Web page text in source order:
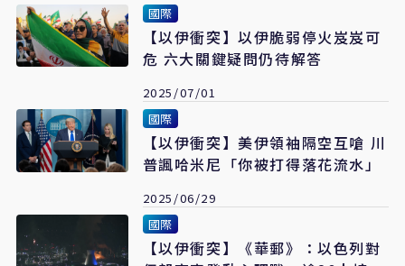
國際
【以伊衝突】以伊脆弱停火岌岌可
危 六大關鍵疑問仍待解答
2025/07/01
國際
【以伊衝突】美伊領袖隔空互嗆 川
普諷哈米尼「你被打得落花流水」
2025/06/29
國際
【以伊衝突】《華郵》：以色列對